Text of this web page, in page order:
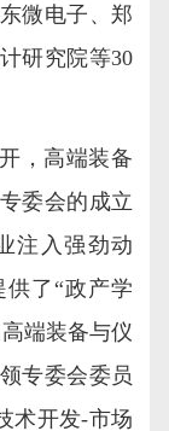
微电子、郑
研究院等30
，高端装备
委会的成立
注入强劲动
了“政产学
端装备与仪
专委会委员
术开发-市场